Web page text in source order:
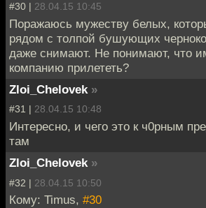
#30 | 28.04.15 10:45
Поражаюсь мужеству белых,
рядом с толпой бушующих
даже снимают. Не понимают, что
компанию прилететь?
Zloi_Chelovek »
#31 | 28.04.15 10:48
Интересно, и чего это к ч0рным
там
Zloi_Chelovek »
#32 | 28.04.15 10:50
Кому: Timus, #30